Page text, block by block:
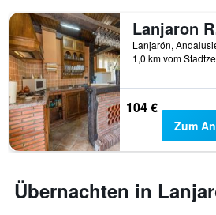
1,0 km vom
104 €
Zum
Übernachten in